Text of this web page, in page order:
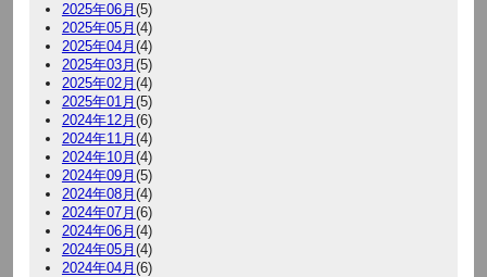
2025年06月 (5)
2025年05月 (4)
2025年04月 (4)
2025年03月 (5)
2025年02月 (4)
2025年01月 (5)
2024年12月 (6)
2024年11月 (4)
2024年10月 (4)
2024年09月 (5)
2024年08月 (4)
2024年07月 (6)
2024年06月 (4)
2024年05月 (4)
2024年04月 (6)